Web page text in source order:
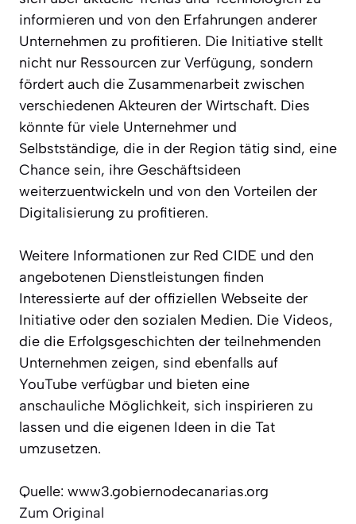
informieren und von den Erfahrungen anderer
Unternehmen zu profitieren. Die Initiative stellt
nicht nur Ressourcen zur Verfügung, sondern
fördert auch die Zusammenarbeit zwischen
verschiedenen Akteuren der Wirtschaft. Dies
könnte für viele Unternehmer und
Selbstständige, die in der Region tätig sind, eine
Chance sein, ihre Geschäftsideen
weiterzuentwickeln und von den Vorteilen der
Digitalisierung zu profitieren.
Weitere Informationen zur Red CIDE und den
angebotenen Dienstleistungen finden
Interessierte auf der offiziellen Webseite der
Initiative oder den sozialen Medien. Die Videos,
die die Erfolgsgeschichten der teilnehmenden
Unternehmen zeigen, sind ebenfalls auf
YouTube verfügbar und bieten eine
anschauliche Möglichkeit, sich inspirieren zu
lassen und die eigenen Ideen in die Tat
umzusetzen.
Quelle: www3.gobiernodecanarias.org
Zum Original